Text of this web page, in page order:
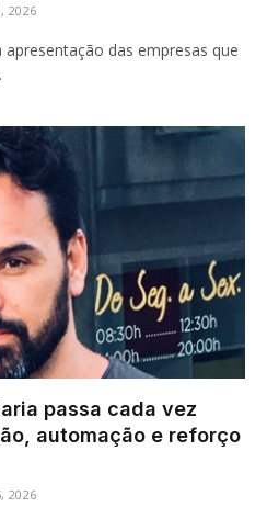
2026
apresentação das empresas que
passa cada vez
automação e reforço
2026